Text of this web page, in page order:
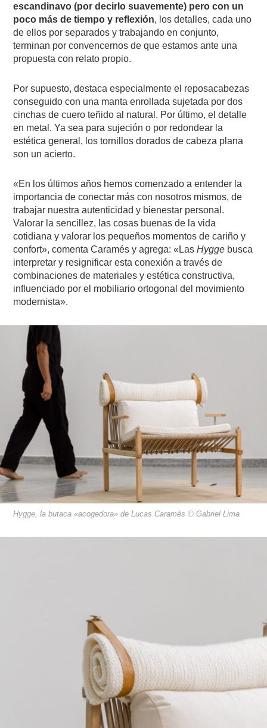
escandinavo (por decirlo suavemente) pero con un
poco más de tiempo y reflexión, los detalles, cada uno
de ellos por separados y trabajando en conjunto,
terminan por convencernos de que estamos ante una
propuesta con relato propio.
Por supuesto, destaca especialmente el reposacabezas
conseguido con una manta enrollada sujetada por dos
cinchas de cuero teñido al natural. Por último, el detalle
en metal. Ya sea para sujeción o por redondear la
estética general, los tornillos dorados de cabeza plana
son un acierto.
«En los últimos años hemos comenzado a entender la
importancia de conectar más con nosotros mismos, de
trabajar nuestra autenticidad y bienestar personal.
Valorar la sencillez, las cosas buenas de la vida
cotidiana y valorar los pequeños momentos de cariño y
confort», comenta Caramés y agrega: «LasHygge busca
interpretar y resignificar esta conexión a través de
combinaciones de materiales y estética constructiva,
influenciado por el mobiliario ortogonal del movimiento
modernista».
Hygge, la butaca «acogedora» de Lucas Caramés © Gabriel Lima